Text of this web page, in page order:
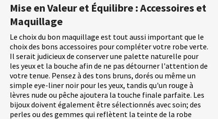
Mise en Valeur et Équilibre : Accessoires et
Maquillage
Le choix du bon maquillage est tout aussi important que le
choix des bons accessoires pour compléter votre robe verte.
Il serait judicieux de conserver une palette naturelle pour
les yeux et la bouche afin de ne pas détourner l'attention de
votre tenue. Pensez à des tons bruns, dorés ou même un
simple eye-liner noir pour les yeux, tandis qu'un rouge à
lèvres nude ou pêche ajoutera la touche finale parfaite. Les
bijoux doivent également être sélectionnés avec soin; des
perles ou des gemmes qui reflètent la teinte de la robe